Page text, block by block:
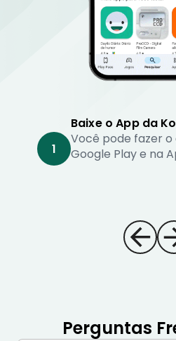
1
Baixe o App da
Você pode fazer o
Google Play e na
Perguntas